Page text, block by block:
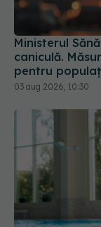
Ministerul
caniculă.
pentru
03 aug 2026, 10:30